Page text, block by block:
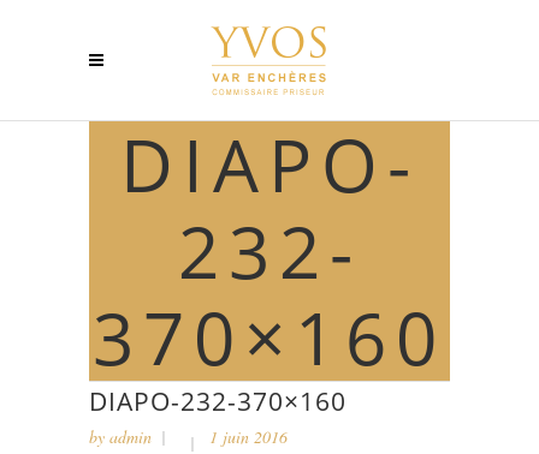
DIAPO-
232-
370×160
DIAPO-232-370×160
by admin 1 juin 2016